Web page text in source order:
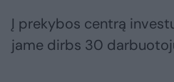
Į prekybos centrą
jame dirbs 30